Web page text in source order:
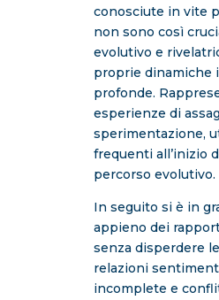
conosciute in vite
non sono così
evolutivo e
proprie dinamiche
profonde.
esperienze di
sperimentazione,
frequenti all’inizio
percorso evolutivo.
In seguito si è in
appieno dei
senza disperdere
relazioni
incomplete e